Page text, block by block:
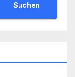
Suchen